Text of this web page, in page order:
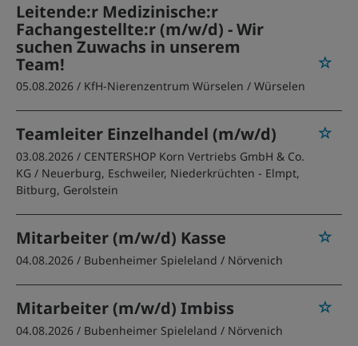
Leitende:r Medizinische:r
Fachangestellte:r (m/w/d) - Wir
suchen Zuwachs in unserem
Team!
05.08.2026 / KfH-Nierenzentrum Würselen / Würselen
Teamleiter Einzelhandel (m/w/d)
03.08.2026 / CENTERSHOP Korn Vertriebs GmbH & Co.
KG / Neuerburg, Eschweiler, Niederkrüchten - Elmpt,
Bitburg, Gerolstein
Mitarbeiter (m/w/d) Kasse
04.08.2026 / Bubenheimer Spieleland / Nörvenich
Mitarbeiter (m/w/d) Imbiss
04.08.2026 / Bubenheimer Spieleland / Nörvenich